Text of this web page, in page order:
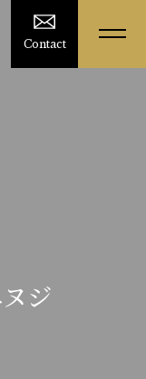
Contact
ジ